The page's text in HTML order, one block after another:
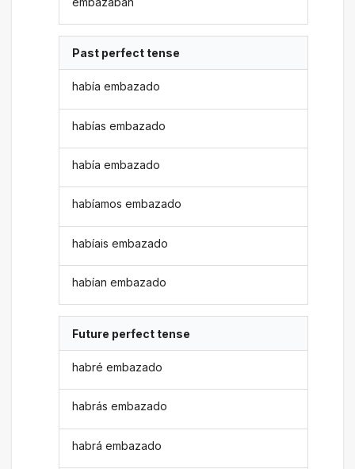
Past perfect tense
había embazado
habías embazado
había embazado
habíamos embazado
habíais embazado
habían embazado
Future perfect tense
habré embazado
habrás embazado
habrá embazado